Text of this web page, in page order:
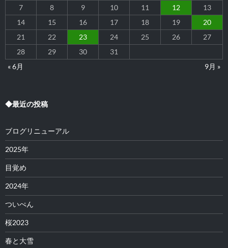
7
8 9 10 11 12
13
14
15 16 17 18 19
20
21
22 23 24 25 26
27
28
29 30
31
« 6月
9月 »
◆最近の投稿
ブログリニューアル
2025年
目覚め
2024年
ついぺん
桜2023
春と大雪